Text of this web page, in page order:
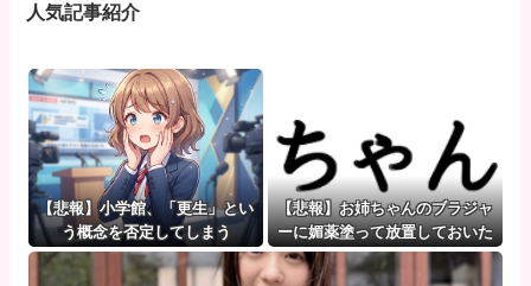
人気記事紹介
【悲報】小学館、「更生」とい
う概念を否定してしまう
【悲報】お姉ちゃんのブラジャ
ーに媚薬塗って放置しておいた
らｗｗｗｗｗｗｗｗｗｗwwww